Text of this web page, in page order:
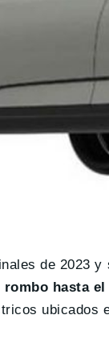
de 2023
hasta el
ubicados